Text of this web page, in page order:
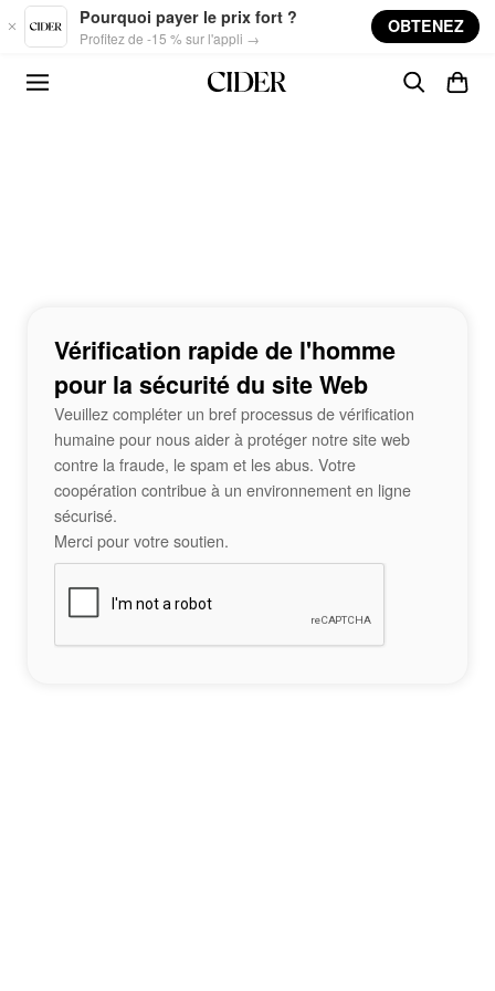
Skip to main content
Pourquoi payer le prix fort ?
Profitez de -15 % sur l'appli →
OBTENEZ
Vérification rapide de l'homme
pour la sécurité du site Web
Veuillez compléter un bref processus de vérification
humaine pour nous aider à protéger notre site web
contre la fraude, le spam et les abus. Votre
coopération contribue à un environnement en ligne
sécurisé.
Merci pour votre soutien.